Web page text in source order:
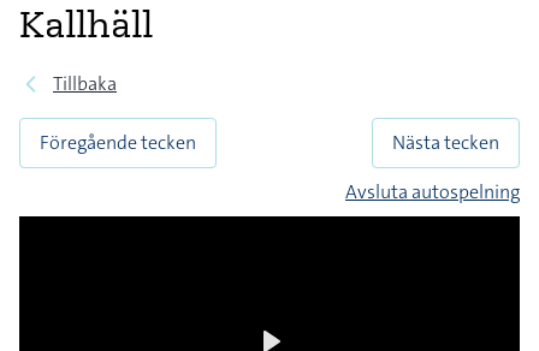
Kallhäll
Tillbaka
Föregående tecken
Nästa tecken
Avsluta autospelning